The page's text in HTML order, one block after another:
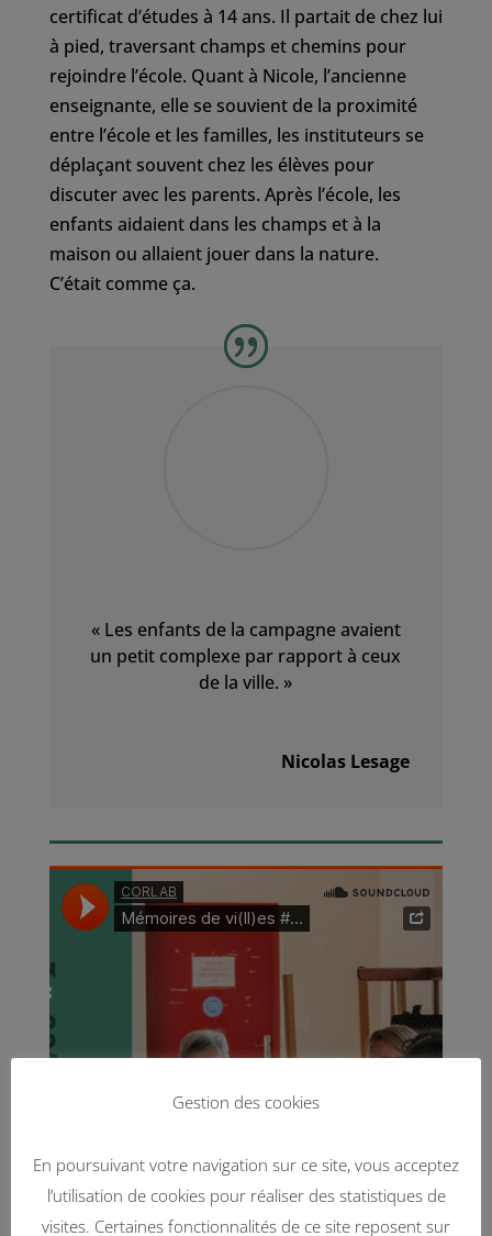
certificat d’études à 14 ans. Il partait de chez lui
à pied, traversant champs et chemins pour
rejoindre l’école. Quant à Nicole, l’ancienne
enseignante, elle se souvient de la proximité
entre l’école et les familles, les instituteurs se
déplaçant souvent chez les élèves pour
discuter avec les parents. Après l’école, les
enfants aidaient dans les champs et à la
maison ou allaient jouer dans la nature.
C’était comme ça.
« Les enfants de la campagne avaient
un petit complexe par rapport à ceux
de la ville. »
Nicolas Lesage
Gestion des cookies
En poursuivant votre navigation sur ce site, vous acceptez
l’utilisation de cookies pour réaliser des statistiques de
visites. Certaines fonctionnalités de ce site reposent sur